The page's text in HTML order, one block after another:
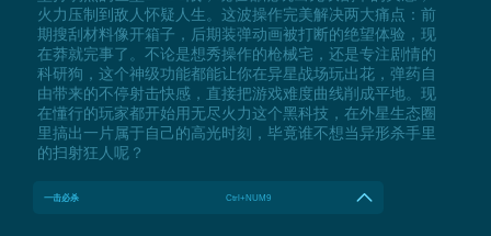
火力压制到敌人怀疑人生。这波操作完美解决两大痛点：前
期搜刮材料像开箱子，后期装弹动画被打断的绝望体验，现
在莽就完事了。不论是想秀操作的枪械宅，还是专注剧情的
科研狗，这个神级功能都能让你在异星战场玩出花，弹药自
由带来的不停射击快感，直接把游戏难度曲线削成平地。现
在懂行的玩家都开始用无尽火力这个黑科技，在外星生态圈
里搞出一片属于自己的高光时刻，毕竟谁不想当异形杀手里
的扫射狂人呢？
一击必杀 Ctrl+NUM9